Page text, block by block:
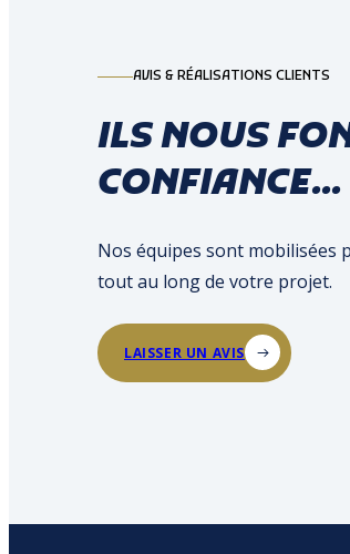
AVIS & RÉALISATIONS CLIENTS
ILS NOUS
CONFIANCE...
Nos équipes sont mobilisées
tout au long de votre projet.
LAISSER UN AVIS